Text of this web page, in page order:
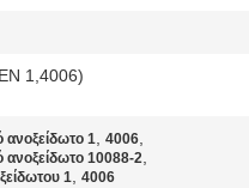
1,4006)
ανοξείδωτο 1,4006,
ανοξείδωτο 10088-2,
1,4006